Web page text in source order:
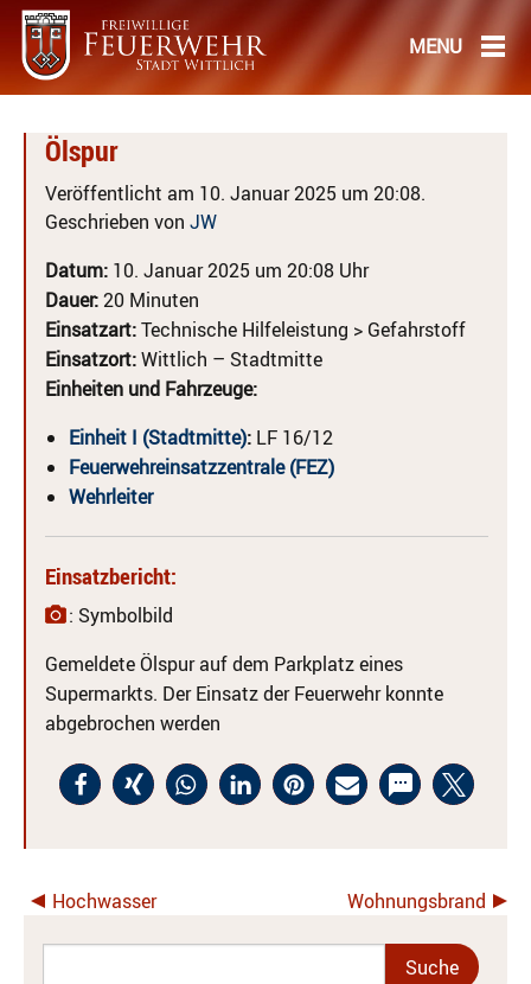
Ölspur
Veröffentlicht am 10. Januar 2025 um 20:08.
Geschrieben von JW
Datum: 10. Januar 2025 um 20:08 Uhr
Dauer:20 Minuten
Einsatzart:Technische Hilfeleistung > Gefahrstoff
Einsatzort:Wittlich – Stadtmitte
Einheiten und Fahrzeuge:
Einheit I (Stadtmitte): LF 16/12
Feuerwehreinsatzzentrale (FEZ)
Wehrleiter
Einsatzbericht:
: Symbolbild
Gemeldete Ölspur auf dem Parkplatz eines
Supermarkts. Der Einsatz der Feuerwehr konnte
abgebrochen werden
Hochwasser Wohnungsbrand